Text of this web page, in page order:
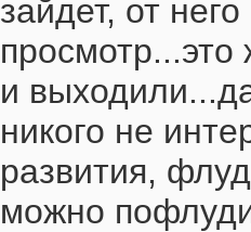
зайдет, от
и
никого не
развития,
можно